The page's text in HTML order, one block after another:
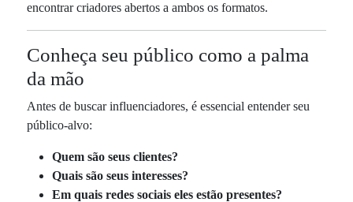
encontrar criadores abertos a ambos os formatos.
Conheça seu público como a palma
da mão
Antes de buscar influenciadores, é essencial entender seu
público-alvo:
Quem são seus clientes?
Quais são seus interesses?
Em quais redes sociais eles estão presentes?